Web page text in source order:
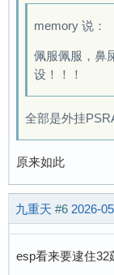
memory 说：
佩服佩服，鼻
设！！！
全部是外挂
原来如此
九重天 #6 2026-
esp看来要逮住32